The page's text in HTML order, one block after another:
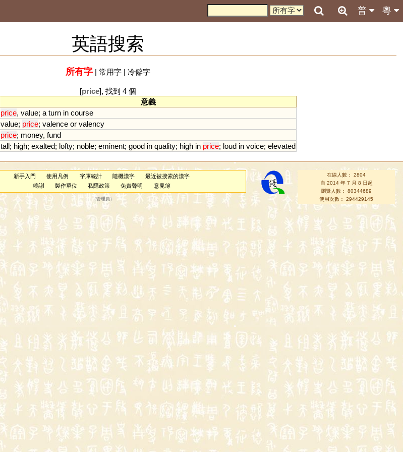
粵
普
英語搜索
所有字| 常用字| 冷僻字
[price], 找到 4 個
意義
price, value; a turn in course
value; price; valence or valency
price; money, fund
tall; high; exalted; lofty; noble; eminent; good in quality; high in price; loud in voice; elevated
新手入門 使用凡例 字庫統計 隨機漢字
最近被搜索的漢字
鳴謝
製作單位 私隱政策 免責聲明 意見簿
（管理員 ）
在線人數： 2804
自 2014 年 7 月 8 日起
瀏覽人數： 80344689
使用次數： 294429145